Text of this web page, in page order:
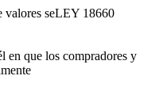
seLEY 18660
en que los compradores y